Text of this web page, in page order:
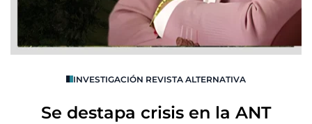
INVESTIGACIÓN REVISTA ALTERNATIVA
Se destapa crisis en la ANT